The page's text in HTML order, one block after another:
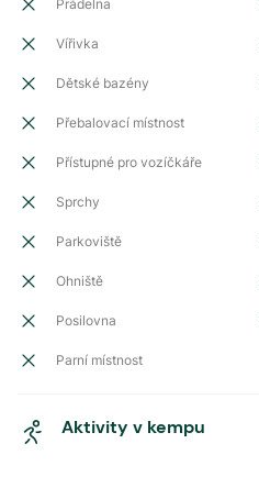
Prádelna
Vířivka
Dětské bazény
Přebalovací místnost
Přístupné pro vozíčkáře
Sprchy
Parkoviště
Ohniště
Posilovna
Parní místnost
Aktivity v kempu